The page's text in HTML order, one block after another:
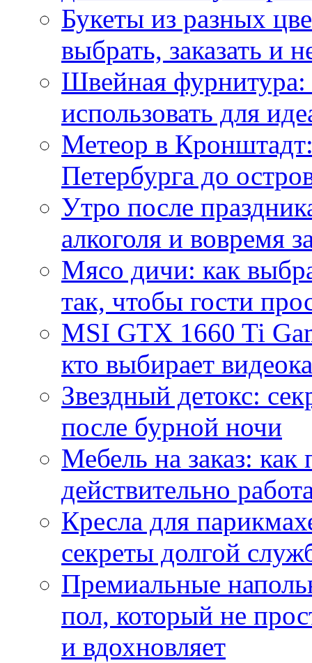
Букеты из разных
выбрать, заказать и
Швейная фурнитура:
использовать для
Метеор в
Петербурга до
Утро после
алкоголя и вовремя
Мясо дичи: как
так, чтобы гости
MSI GTX 1660 Ti
кто выбирает
Звездный детокс:
после бурной ночи
Мебель на заказ:
действительно
Кресла для
секреты долгой
Премиальные
пол, который не
и вдохновляет